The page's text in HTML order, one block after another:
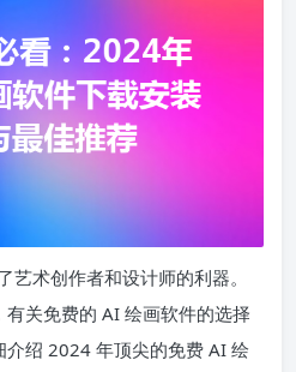
艺术创作者和设计师的利器。
关免费的 AI 绘画软件的选择
介绍 2024 年顶尖的免费 AI 绘